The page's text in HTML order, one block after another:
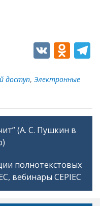
V O
n
kl
as
ni
ki
a
доступ, Электронные
(А. С. Пушкин в
полнотекстовых
вебинары CEPIEC